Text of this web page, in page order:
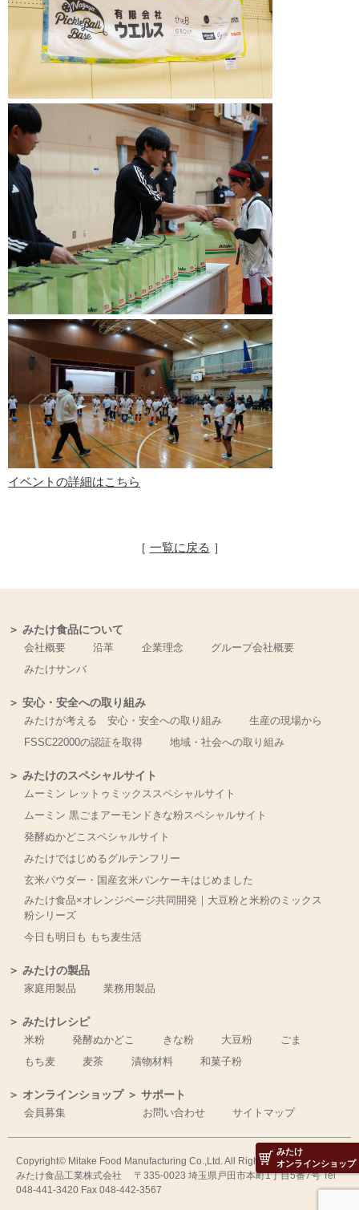
イベントの詳細はこちら
［ 一覧に戻る ］
＞ みたけ食品について
会社概要
沿革 企業理念
グループ会社概要
みたけサンバ
＞ 安心・安全への取り組み
みたけが考える 安心・安全への取り組み
生産の現場から
FSSC22000の認証を取得
地域・社会への取り組み
＞ みたけのスペシャルサイト
ムーミン レットゥミックススペシャルサイト
ムーミン 黒ごまアーモンドきな粉スペシャルサイト
発酵ぬかどこスペシャルサイト
みたけではじめるグルテンフリー
玄米パウダー・国産玄米パンケーキはじめました
みたけ食品×オレンジページ共同開発｜大豆粉と米粉のミックス
粉シリーズ
今日も明日も もち麦生活
＞ みたけの製品
家庭用製品
業務用製品
＞ みたけレシピ
米粉
発酵ぬかどこ きな粉 大豆粉
ごま
もち麦
麦茶 漬物材料 和菓子粉
＞ オンラインショップ
会員募集
＞ サポート
お問い合わせ
サイトマップ
Copyright© Mitake Food Manufacturing Co.,Ltd. All Right Reserved.
みたけ食品工業株式会社 〒335-0023 埼玉県戸田市本町1丁目5番7号 Tel
048-441-3420 Fax 048-442-3567
みたけ
オンラインショップ